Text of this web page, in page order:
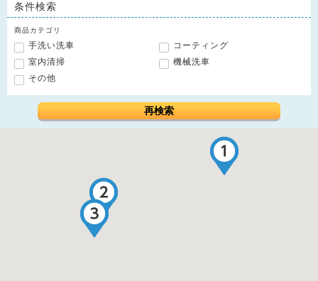
条件検索
商品カテゴリ
手洗い洗車
コーティング
室内清掃
機械洗車
その他
再検索